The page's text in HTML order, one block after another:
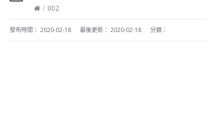
/ 002
發布時間： 2020-02-18 最後更新： 2020-02-18 分類：